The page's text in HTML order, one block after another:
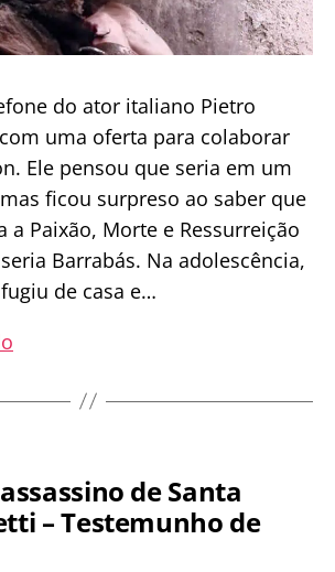
do ator italiano Pietro
uma oferta para colaborar
Ele pensou que seria em um
ficou surpreso ao saber que
a Paixão, Morte e Ressurreição
Barrabás. Na adolescência,
de casa e…
Conversão
de Santa
– Testemunho de